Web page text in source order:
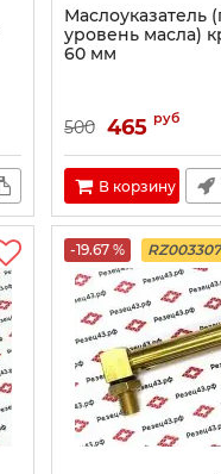
Маслоуказатель
уровень масла)
60 мм
500 465 руб
В корзину
-19.67 % RZ003307